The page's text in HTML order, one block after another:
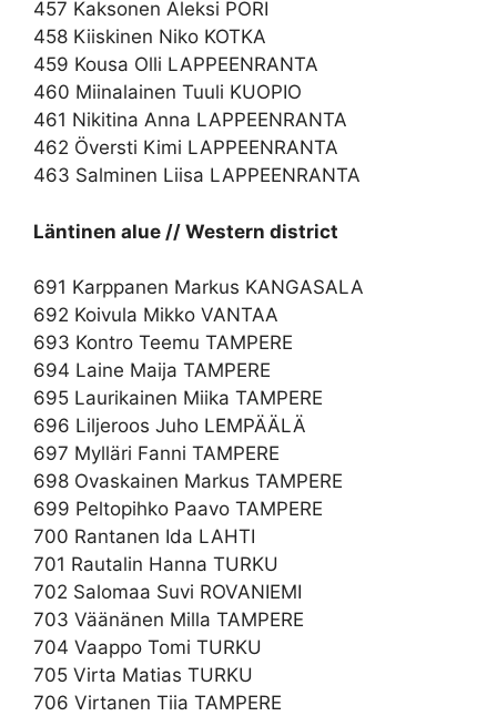
457 Kaksonen Aleksi PORI
458 Kiiskinen Niko KOTKA
459 Kousa Olli LAPPEENRANTA
460 Miinalainen Tuuli KUOPIO
461 Nikitina Anna LAPPEENRANTA
462 Översti Kimi LAPPEENRANTA
463 Salminen Liisa LAPPEENRANTA
Läntinen alue // Western district
691 Karppanen Markus KANGASALA
692 Koivula Mikko VANTAA
693 Kontro Teemu TAMPERE
694 Laine Maija TAMPERE
695 Laurikainen Miika TAMPERE
696 Liljeroos Juho LEMPÄÄLÄ
697 Mylläri Fanni TAMPERE
698 Ovaskainen Markus TAMPERE
699 Peltopihko Paavo TAMPERE
700 Rantanen Ida LAHTI
701 Rautalin Hanna TURKU
702 Salomaa Suvi ROVANIEMI
703 Väänänen Milla TAMPERE
704 Vaappo Tomi TURKU
705 Virta Matias TURKU
706 Virtanen Tiia TAMPERE